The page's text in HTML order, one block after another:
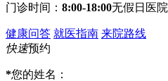
门诊时间： 8:00-18:00无假日医院
健康问答 就医指南 来院路线
快速预约
*您的姓名：